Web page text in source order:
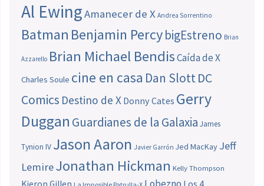
Al EwingAmanecer de X Andrea Sorrentino
Batman Benjamin PercybigEstreno Brian
Azzarello Brian Michael BendisCaída de X
Charles Soule cine en casa Dan SlottDC
Comics Destino de X Donny Cates Gerry
Duggan Guardianes de la Galaxia James
Tynion IV Jason Aaron Javier Garrón Jed MacKay Jeff
LemireJonathan Hickman Kelly Thompson